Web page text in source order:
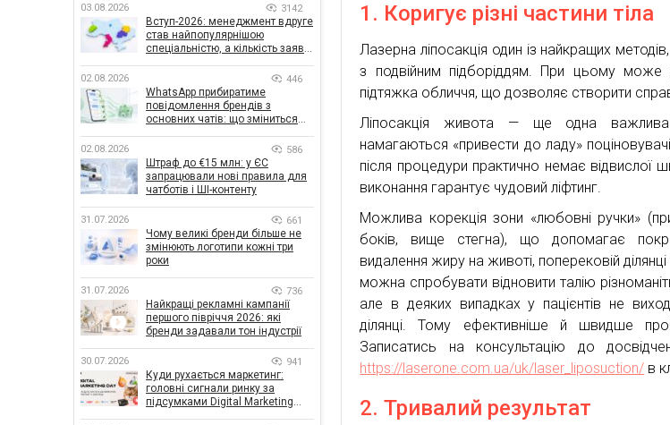
1. Коригує різні частини тіла
Лазерна ліпосакція один із найкращих
з подвійним підборіддям. При цьому може
підтяжка обличчя, що дозволяє створити
Ліпосакція живота — ще одна
намагаються «привести до ладу»
після процедури практично немає відвислої
виконання гарантує чудовий ліфтинг.
Можлива корекція зони «любовні ручки»
боків, вище стегна), що допомагає
видалення жиру на животі, поперековій
можна спробувати відновити талію
але в деяких випадках у пацієнтів не
ділянці. Тому ефективніше й швидше
Записатись на консультацію до
https://laserone.com.ua/uk/laser_liposuction/ в
2. Тривалий результат
03.08.2026 3142
Вступ-2026: менеджмент вдруге
став найпопулярнішою
спеціальністю, а кількість заяв
02.08.2026 446
WhatsApp прибиратиме
повідомлення брендів з
основних чатів: що зміниться
02.08.2026 586
Штраф до €15 млн: у ЄС
запрацювали нові правила для
чатботів і ШІ-контенту
31.07.2026 661
Чому великі бренди більше не
змінюють логотипи кожні три
роки
31.07.2026 736
Найкращі рекламні кампанії
першого півріччя 2026: які
бренди задавали тон індустрії
30.07.2026 941
Куди рухається маркетинг:
головні сигнали ринку за
підсумками Digital Marketing